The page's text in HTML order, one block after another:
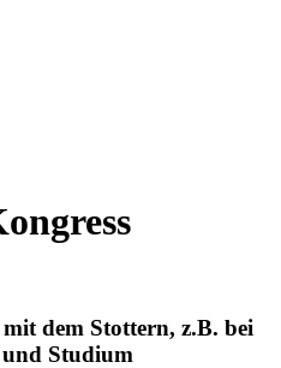
dem Stottern, z.B. bei
Studium